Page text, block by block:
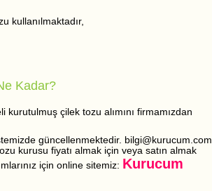
kullanılmaktadır,
Kadar?
kurutulmuş çilek tozu alımını firmamızdan
güncellenmektedir. bilgi@kurucum.com
kurusu fiyatı almak için veya satın almak
için online sitemiz: Kurucum